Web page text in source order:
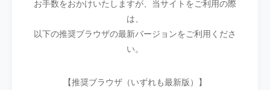
お手数をおかけいたしますが、当サイトをご利用の際
は、
以下の推奨ブラウザの最新バージョンをご利用くださ
い。
【推奨ブラウザ（いずれも最新版）】